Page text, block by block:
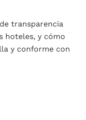
transparencia
hoteles, y cómo
y conforme con